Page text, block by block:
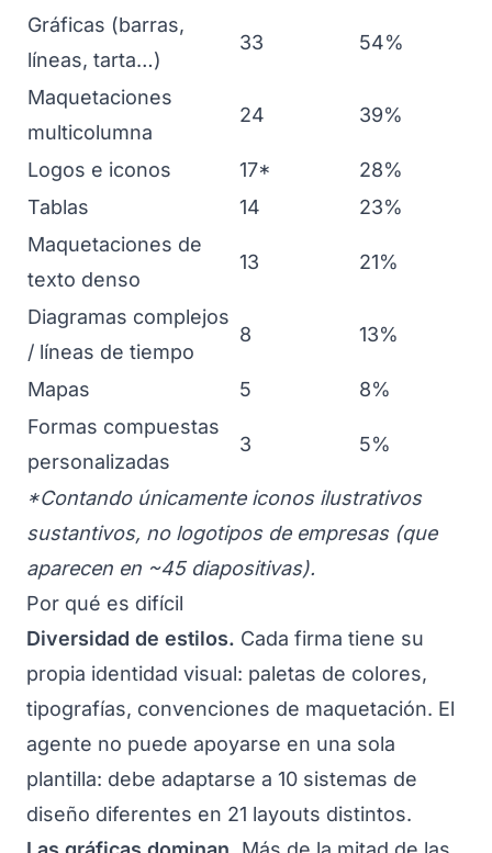
Gráficas (barras,
líneas, tarta…)
33 54%
Maquetaciones
multicolumna
24 39%
Logos e iconos 17*
28%
Tablas
14
23%
Maquetaciones de
texto denso
13 21%
Diagramas complejos
/ líneas de tiempo
8 13%
Mapas 5
8%
Formas compuestas
personalizadas
3 5%
*Contando únicamente iconos ilustrativos
sustantivos, no logotipos de empresas (que
aparecen en ~45 diapositivas).
Por qué es difícil
Diversidad de estilos. Cada firma tiene su
propia identidad visual: paletas de colores,
tipografías, convenciones de maquetación. El
agente no puede apoyarse en una sola
plantilla: debe adaptarse a 10 sistemas de
diseño diferentes en 21 layouts distintos.